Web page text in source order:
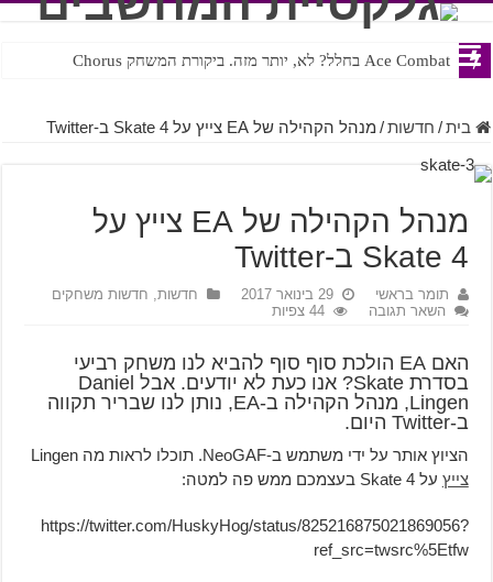
Ace Combat בחלל? לא, יותר מזה. ביקורת המשחק Chorus
בית / חדשות / מנהל הקהילה של EA צייץ על Skate 4 ב-Twitter
מנהל הקהילה של EA צייץ על
Skate 4 ב-Twitter
תומר בראשי 29 בינואר 2017 חדשות, חדשות משחקים
השאר תגובה
44 צפיות
האם EA הולכת סוף סוף להביא לנו משחק רביעי
בסדרת Skate? אנו כעת לא יודעים. אבל Daniel
Lingen, מנהל הקהילה ב-EA, נותן לנו שבריר תקווה
ב-Twitter היום.
הציוץ אותר על ידי משתמש ב-NeoGAF. תוכלו לראות מה Lingen
צייץעל Skate 4 בעצמכם ממש פה למטה:
https://twitter.com/HuskyHog/status/825216875021869056?
ref_src=twsrc%5Etfw